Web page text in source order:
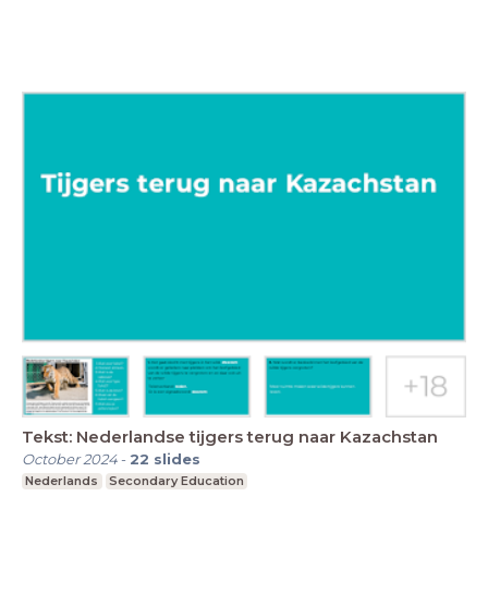
Tekst: Nederlandse tijgers terug naar Kazachstan
October 2024- 22 slides
Nederlands Secondary Education